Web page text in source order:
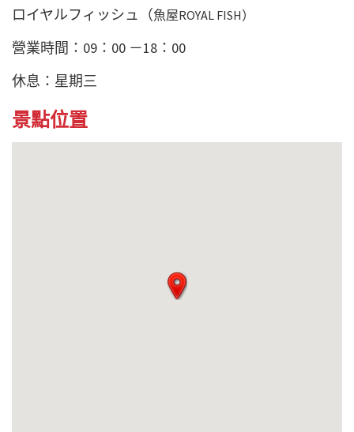
ロイヤルフィッシュ（魚屋ROYAL FISH）
營業時間：09：00 －18：00
休息：星期三
景點位置